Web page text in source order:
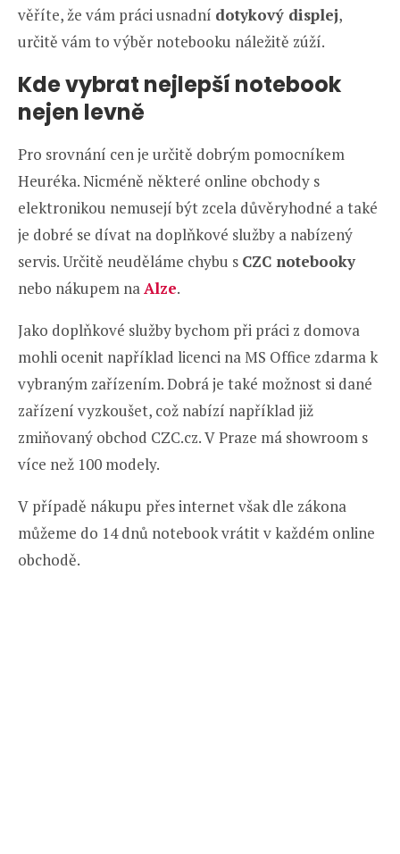
věříte, že vám práci usnadní dotykový displej,
určitě vám to výběr notebooku náležitě zúží.
Kde vybrat nejlepší notebook
nejen levně
Pro srovnání cen je určitě dobrým pomocníkem
Heuréka. Nicméně některé online obchody s
elektronikou nemusejí být zcela důvěryhodné a také
je dobré se dívat na doplňkové služby a nabízený
servis. Určitě neuděláme chybu s CZC notebooky
nebo nákupem naAlze.
Jako doplňkové služby bychom při práci z domova
mohli ocenit například licenci na MS Office zdarma k
vybraným zařízením. Dobrá je také možnost si dané
zařízení vyzkoušet, což nabízí například již
zmiňovaný obchod CZC.cz. V Praze má showroom s
více než 100 modely.
V případě nákupu přes internet však dle zákona
můžeme do 14 dnů notebook vrátit v každém online
obchodě.